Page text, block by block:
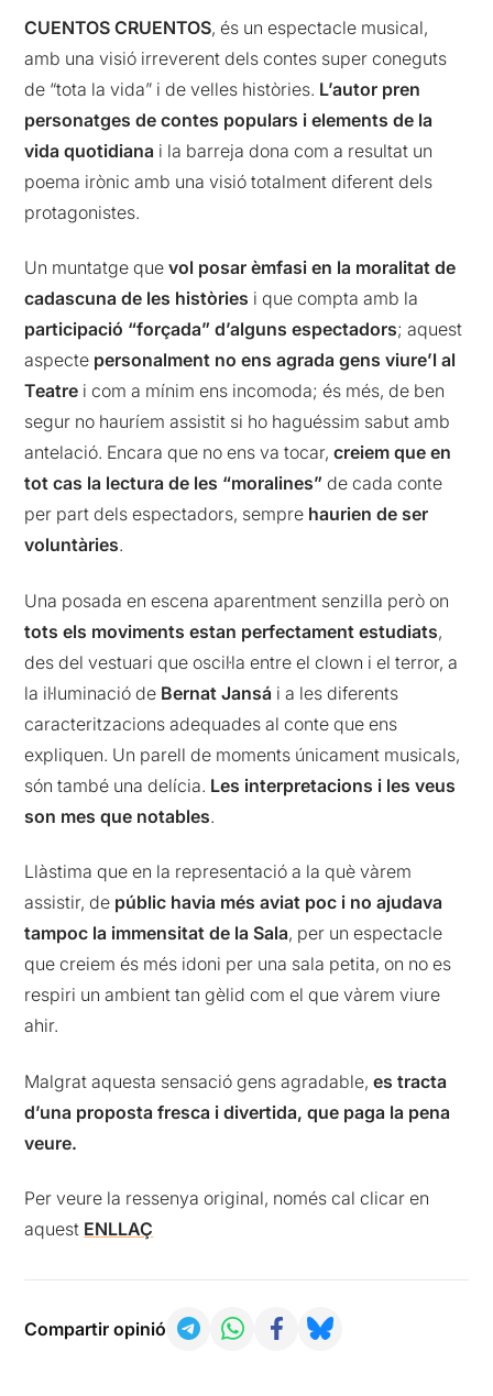
CUENTOS CRUENTOS, és un espectacle musical,
amb una visió irreverent dels contes super coneguts
de “tota la vida” i de velles històries. L’autor pren
personatges de contes populars i elements de la
vida quotidiana i la barreja dona com a resultat un
poema irònic amb una visió totalment diferent dels
protagonistes.
Un muntatge que vol posar èmfasi en la moralitat de
cadascuna de les històries i que compta amb la
participació “forçada” d’alguns espectadors; aquest
aspecte personalment no ens agrada gens viure’l al
Teatre i com a mínim ens incomoda; és més, de ben
segur no hauríem assistit si ho haguéssim sabut amb
antelació. Encara que no ens va tocar,creiem que en
tot cas la lectura de les “moralines” de cada conte
per part dels espectadors, sempre haurien de ser
voluntàries.
Una posada en escena aparentment senzilla però on
tots els moviments estan perfectament estudiats,
des del vestuari que oscil·la entre el clown i el terror, a
la il·luminació de Bernat Jansá i a les diferents
caracteritzacions adequades al conte que ens
expliquen. Un parell de moments únicament musicals,
són també una delícia. Les interpretacions i les veus
son mes que notables.
Llàstima que en la representació a la què vàrem
assistir, de públic havia més aviat poc i no ajudava
tampoc la immensitat de la Sala, per un espectacle
que creiem és més idoni per una sala petita, on no es
respiri un ambient tan gèlid com el que vàrem viure
ahir.
Malgrat aquesta sensació gens agradable,es tracta
d’una proposta fresca i divertida, que paga la pena
veure.
Per veure la ressenya original, només cal clicar en
aquest ENLLAÇ
Compartir opinió